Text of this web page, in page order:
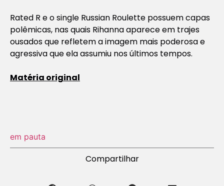
Rated R e o single Russian Roulette possuem capas
polêmicas, nas quais Rihanna aparece em trajes
ousados que refletem a imagem mais poderosa e
agressiva que ela assumiu nos últimos tempos.
Matéria original
em pauta
Compartilhar